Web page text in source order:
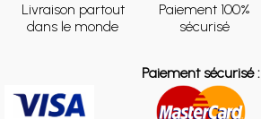
Livraison partout
dans le monde
Paiement 100%
sécurisé
Paiement sécurisé :